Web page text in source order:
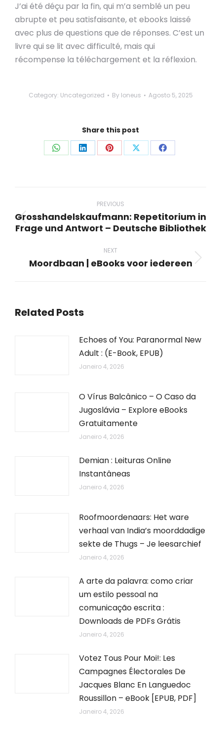
J’ai été déçu par la fin, qui m’a semblé un peu
abrupte et peu satisfaisante, et ebooks laissé
avec plus de questions que de réponses. C’est un
livre qui se lit avec difficulté, mais qui
récompense la téléchargement et la réflexion.
Category: Uncategorized By loneus Agosto 5, 2025
Share this post
Share Share Share Share Share
navigation
PREVIOUS
Previous
Grosshandelskaufmann: Repetitorium in
Frage und Antwort – Deutsche Bibliothek
NEXT
Next
Moordbaan | eBooks voor iedereen
Related Posts
Echoes of You: Paranormal New
Adult : (E-Book, EPUB)
Janeiro 4, 2026
O Vírus Balcânico – O Caso da
Jugoslávia – Explore eBooks
Gratuitamente
Janeiro 4, 2026
Demian : Leituras Online
Instantâneas
Janeiro 4, 2026
Roofmoordenaars: Het ware
verhaal van India’s moorddadige
sekte de Thugs – Je leesarchief
Janeiro 4, 2026
A arte da palavra: como criar
um estilo pessoal na
comunicação escrita :
Downloads de PDFs Grátis
Janeiro 4, 2026
Votez Tous Pour Moi!: Les
Campagnes Électorales De
Jacques Blanc En Languedoc
Roussillon – eBook [EPUB, PDF]
Janeiro 4, 2026